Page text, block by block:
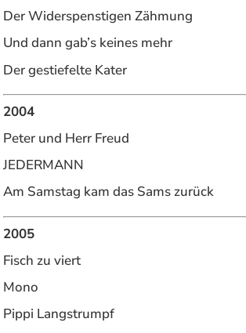
Der Widerspenstigen Zähmung
Und dann gab’s keines mehr
Der gestiefelte Kater
2004
Peter und Herr Freud
JEDERMANN
Am Samstag kam das Sams zurück
2005
Fisch zu viert
Mono
Pippi Langstrumpf